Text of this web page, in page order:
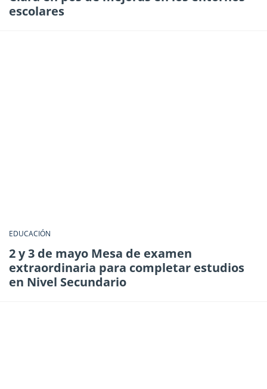
escolares
EDUCACIÓN
2 y 3 de mayo Mesa de examen
extraordinaria para completar estudios
en Nivel Secundario